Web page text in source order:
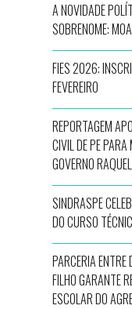
A NOVIDADE
SOBRENOME:
FIES 2026:
FEVEREIRO
REPORTAGEM
CIVIL DE PE
GOVERNO
SINDRASPE
DO CURSO
PARCERIA ENTRE
FILHO GARANTE
ESCOLAR DO